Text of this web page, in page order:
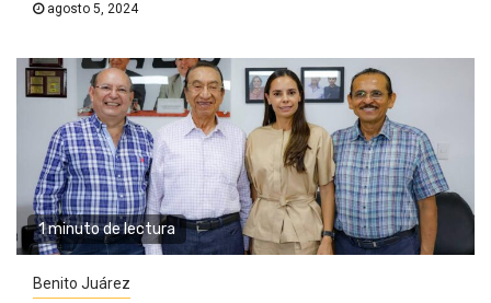
agosto 5, 2024
1 minuto de lectura
Benito Juárez